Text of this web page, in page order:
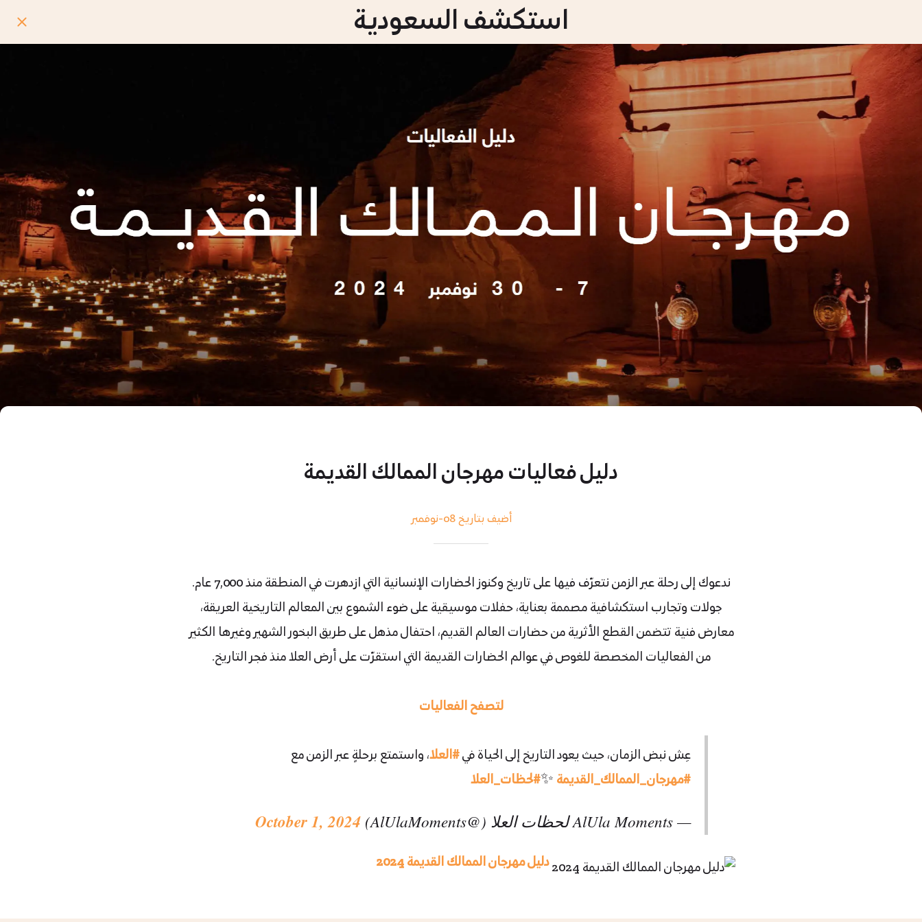
استكشف السعودية
دليل فعاليات مهرجان الممالك القديمة
أضيف بتاريخ 08-نوفمبر
ندعوك إلى رحلة عبر الزمن نتعرّف فيها على تاريخ وكنوز الحضارات الإنسانية التي ازدهرت في المنطقة منذ 7,000 عام.
جولات وتجارب استكشافية مصممة بعناية، حفلات موسيقية على ضوء الشموع بين المعالم التاريخية العريقة،
معارض فنية تتضمن القطع الأثرية من حضارات العالم القديم، احتفال مذهل على طريق البخور الشهير وغيرها الكثير
من الفعاليات المخصصة للغوص في عوالم الحضارات القديمة التي استقرّت على أرض العلا منذ فجر التاريخ.
لتصفح الفعاليات
عِش نبض الزمان، حيث يعود التاريخ إلى الحياة في#العلا، واستمتع برحلةٍ عبر الزمن مع
#مهرجان_الممالك_القديمة ✨#لحظات_العلا
— AlUla Moments لحظات العلا (@AlUlaMoments) October 1, 2024
دليل مهرجان الممالك القديمة 2024